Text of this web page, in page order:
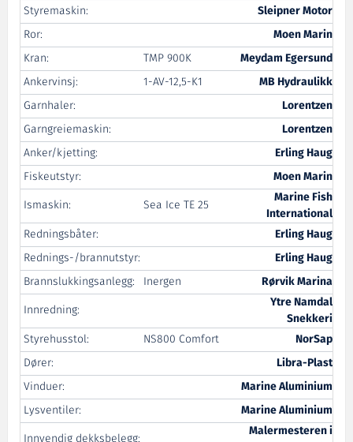
Styremaskin:
Sleipner Motor
Ror:
Moen Marin
Kran:
TMP 900K
Meydam Egersund
Ankervinsj:
1-AV-12,5-K1
MB Hydraulikk
Garnhaler:
Lorentzen
Garngreiemaskin:
Lorentzen
Anker/kjetting:
Erling Haug
Fiskeutstyr:
Moen Marin
Ismaskin:
Sea Ice TE 25
Marine Fish
International
Redningsbåter:
Erling Haug
Rednings-/brannutstyr:
Erling Haug
Brannslukkingsanlegg: Inergen
Rørvik Marina
Innredning:
Ytre Namdal
Snekkeri
Styrehusstol:
NS800 Comfort
NorSap
Dører:
Libra-Plast
Vinduer:
Marine Aluminium
Lysventiler:
Marine Aluminium
Innvendig dekksbelegg:
Malermesteren i